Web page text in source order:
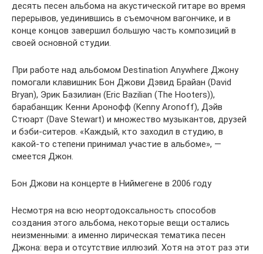
десять песен альбома на акустической гитаре во время
перерывов, уединившись в съемочном вагончике, и в
конце концов завершил большую часть композиций в
своей основной студии.
При работе над альбомом Destination Anywhere Джону
помогали клавишник Бон Джови Дэвид Брайан (David
Bryan), Эрик Базилиан (Eric Bazilian (The Hooters)),
барабанщик Кенни Аронофф (Kenny Aronoff), Дэйв
Стюарт (Dave Stewart) и множество музыкантов, друзей
и бэби-ситеров. «Каждый, кто заходил в студию, в
какой-то степени принимал участие в альбоме», —
смеется Джон.
Бон Джови на концерте в Ниймегене в 2006 году
Несмотря на всю неортодоксальность способов
создания этого альбома, некоторые вещи остались
неизменными: а именно лирическая тематика песен
Джона: вера и отсутствие иллюзий. Хотя на этот раз эти